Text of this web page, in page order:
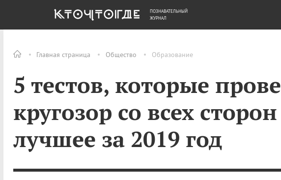
Главная страница Общество Образование
5 тестов, которые
кругозор со всех сторон
лучшее за 2019 год
ОБЩЕСТВО ДЕНЬГИ
ПОЗНАВАТЕЛЬНЫЙ
ЖУРНАЛ